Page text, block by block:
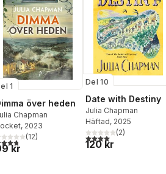
röster:
1
över heden
Chapman
, 2023
utav 5 stjärnor. Totalt antal röster:
(12)
kr
Del 10
Date with Destiny
Julia Chapman
Häftad, 2025
4,0utav 5 stjärnor.
(2)
120 kr